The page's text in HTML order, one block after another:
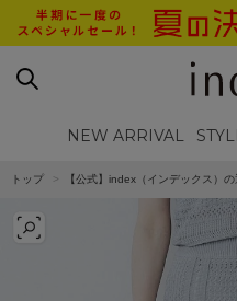
NEW ARRIVAL
トップ 【公式】index（インデックス）の